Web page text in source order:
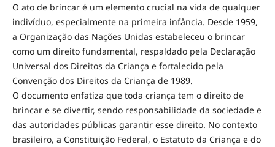
O ato de brincar é um elemento crucial na vida de qualquer
indivíduo, especialmente na primeira infância. Desde 1959,
a Organização das Nações Unidas estabeleceu o brincar
como um direito fundamental, respaldado pela Declaração
Universal dos Direitos da Criança e fortalecido pela
Convenção dos Direitos da Criança de 1989.
O documento enfatiza que toda criança tem o direito de
brincar e se divertir, sendo responsabilidade da sociedade e
das autoridades públicas garantir esse direito. No contexto
brasileiro, a Constituição Federal, o Estatuto da Criança e do